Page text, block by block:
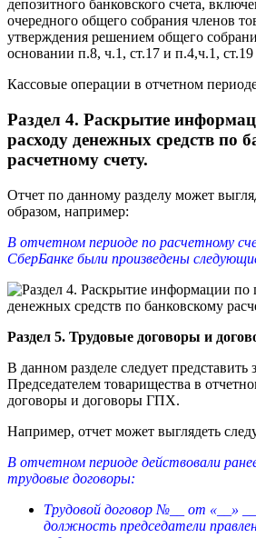
депозитного банковского счета,
очередного общего собрания членов
утверждения решением общего
основании п.8, ч.1, ст.17 и п.4,ч.1,
Кассовые операции в отчетном
Раздел 4. Раскрытие
расходу денежных средств по
расчетному счету.
Отчет по данному разделу может
образом, например:
В отчетном периоде по расчетному
СберБанке были произведены
Раздел 5. Трудовые договоры и
В данном разделе следует представить
Председателем товарищества в
договоры и договоры ГПХ.
Например, отчет может выглядеть
В отчетном периоде действовали
трудовые договоры:
Трудовой договор №__ от «__»
должность председатели